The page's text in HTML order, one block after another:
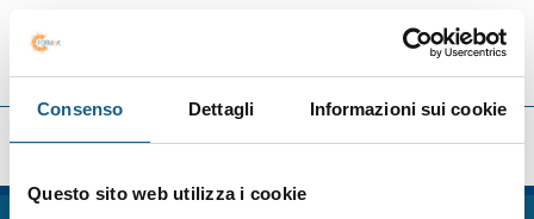
Consenso Dettagli Informazioni sui cookie
Questo sito web utilizza i cookie
Toggle